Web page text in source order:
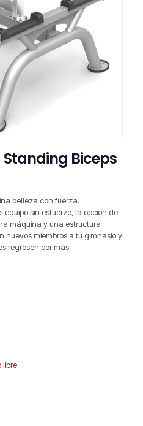
Standing Biceps
belleza con fuerza.
sin esfuerzo, la opción de
máquina y una estructura
miembros a tu gimnasio y
regresen por más.
libre